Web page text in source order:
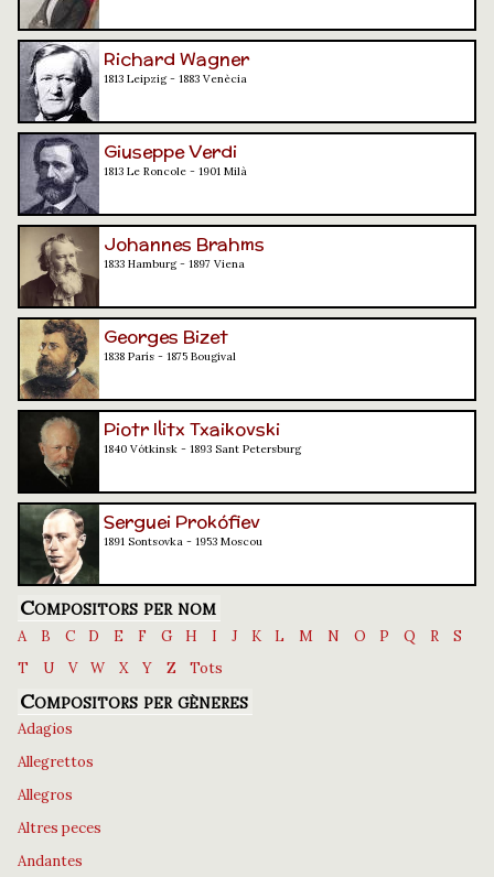
Richard Wagner
1813 Leipzig - 1883 Venècia
Giuseppe Verdi
1813 Le Roncole - 1901 Milà
Johannes Brahms
1833 Hamburg - 1897 Viena
Georges Bizet
1838 París - 1875 Bougival
Piotr Ilitx Txaikovski
1840 Vótkinsk - 1893 Sant Petersburg
Serguei Prokófiev
1891 Sontsovka - 1953 Moscou
Compositors per nom
A B C D E F G H I J K L M N O P Q R
S
T
U V W X Y Z Tots
Compositors per gèneres
Adagios
Allegrettos
Allegros
Altres peces
Andantes